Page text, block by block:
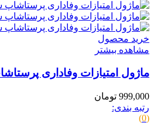
خرید محصول
مشاهده بیشتر
ماژول امتیازات وفاداری
999,000 تومان
رتبه بندی:
(0)